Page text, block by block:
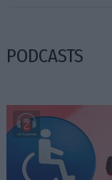
PODCASTS